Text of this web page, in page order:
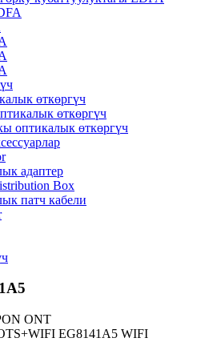
өткөргүч
өткөргүч
оптикалык өткөргүч
адаптер
Box
патч кабели